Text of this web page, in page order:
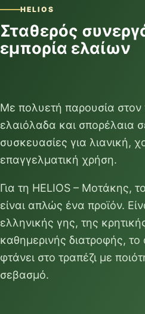
HELIOS
Σταθερός
εμπορία ελαίων
Με πολυετή παρουσία στον
ελαιόλαδα και σπορέλαια
συσκευασίες για λιανική,
επαγγελματική χρήση.
Για τη HELIOS – Μοτάκης,
είναι απλώς ένα προϊόν.
ελληνικής γης, της
καθημερινής διατροφής, το
φτάνει στο τραπέζι με
σεβασμό.